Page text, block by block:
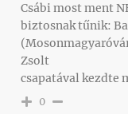
Csábi most ment
biztosnak tűnik:
Zsolt
csapatával kezdte
0